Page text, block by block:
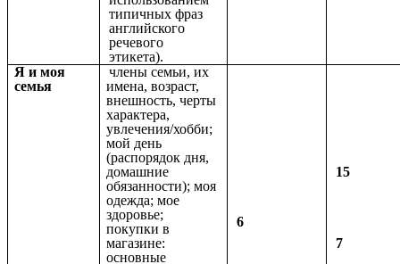
типичных фраз
английского
речевого
этикета).
Я и моя
семья
члены семьи, их
имена, возраст,
внешность, черты
характера,
увлечения/хобби;
мой день
(распорядок дня,
домашние
обязанности); моя
одежда; мое
здоровье;
покупки в
магазине:
основные
6
15
7